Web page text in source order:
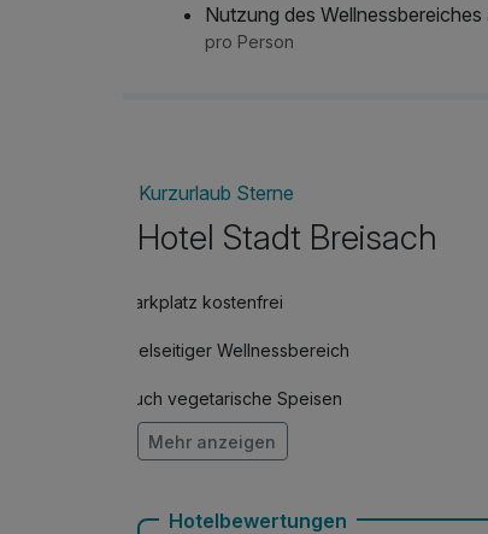
Nutzung des
pro Person
Kurzurlaub Sterne
Hotel Stadt Breisach
Parkplatz kostenfrei
Vielseitiger Wellnessbereich
Auch vegetarische Speisen
Kostenloses W-LAN
Mehr anzeigen
Hotelbewertungen